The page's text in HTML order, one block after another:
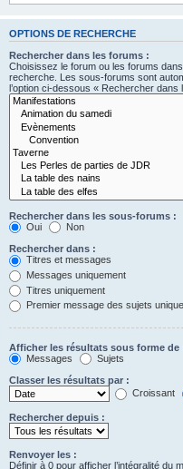
OPTIONS DE RECHERCHE
Rechercher dans les forums :
Choisissez le forum ou les forums
recherche. Les sous-forums sont
l’option ci-dessous « Rechercher dans
Rechercher dans les sous-forums :
Oui
Non
Rechercher dans :
Titres et messages
Messages uniquement
Titres uniquement
Premier message des sujets
Afficher les résultats sous forme de
Messages
Sujets
Classer les résultats par :
Croissant
Rechercher depuis :
Renvoyer les :
Définir à 0 pour afficher l’intégralité du